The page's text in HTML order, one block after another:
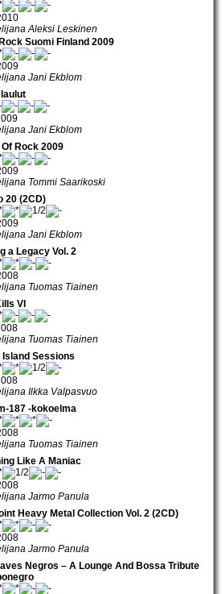
Aleksi Leskinen
Suomi Finland 2009
Jani Ekblom
Jani Ekblom
Rock 2009
Tommi Saarikoski
20 (2CD)
Jani Ekblom
a Legacy Vol. 2
Tuomas Tiainen
VI
Tuomas Tiainen
Sessions
Ilkka Valpasvuo
187 -kokoelma
Tuomas Tiainen
Like A Maniac
Jarmo Panula
Heavy Metal Collection Vol. 2 (2CD)
Jarmo Panula
Negros – A Lounge And Bossa Tribute